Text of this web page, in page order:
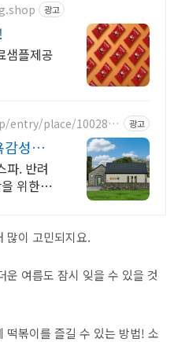
광고
샘플제공
entry/place/1002877
광고
감성숙
환영
파. 반려
많이 고민되지요.
운 여름도 잠시 잊을 수 있을 것
떡볶이를 즐길 수 있는 방법! 소